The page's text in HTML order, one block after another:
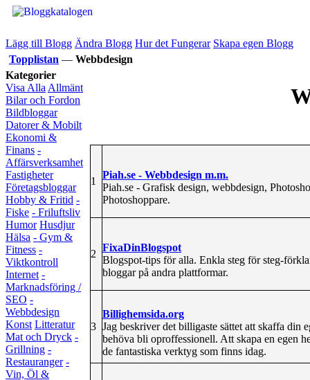
Lägg till Blogg Ändra Blogg Hur det Fungerar Skapa egen Blogg
Topplistan — Webbdesign
Kategorier
Visa Alla Allmänt
Bilar och Fordon
Bildbloggar
Datorer & Mobilt
Ekonomi &
Finans -
Affärsverksamhet
Fastigheter
Företagsbloggar
Hobby & Fritid -
Fiske - Friluftsliv
Humor Husdjur
Hälsa - Gym &
Fitness -
Viktkontroll
Internet -
Marknadsföring /
SEO -
Webbdesign
Konst Litteratur
Mat och Dryck -
Grillning -
Restauranger -
Vin, Öl &
1
Piah.se - Webbdesign m.m.
Piah.se - Grafisk design, webbdesign,
Photoshoppare.
2
FixaDinBlogspot
Blogspot-tips för alla. Enkla steg för steg-
bloggar på andra plattformar.
3
Billighemsida.org
Jag beskriver det billigaste sättet att skaffa din
behöva bli oproffessionell. Att skapa en egen
de fantastiska verktyg som finns idag.